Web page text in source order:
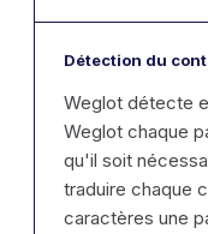
Détection du
Weglot détecte
Weglot chaque
qu'il soit
traduire chaque
caractères une